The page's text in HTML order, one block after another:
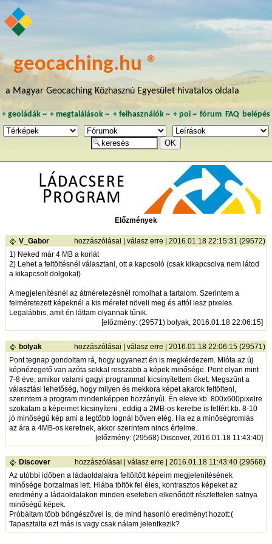
geocaching.hu ®
a Magyar Geocaching Közhasznú Egyesület hivatalos oldala
+ geoládák~ +megtalálások ~ + felhasználók~ + poi~ fórum FAQ belépés
Előzmények
V_Gabor hozzászólásai válasz erre | 2016.01.18 22:15:31 (29572)
1) Neked már 4 MB a korlát
2) Lehet a feltöltésnél választani, ott a kapcsoló (csak kikapcsolva nem látod
a kikapcsolt dolgokat)
A megjelenítésnél az átméretezésnél romolhat a tartalom. Szerintem a
felméretezett képeknél a kis méretet növeli meg és attól lesz pixeles.
Legalábbis, amit én láttam olyannak tűnik.
[előzmény: (29571) bolyak, 2016.01.18 22:06:15]
bolyak hozzászólásai válasz erre | 2016.01.18 22:06:15 (29571)
Pont tegnap gondoltam rá, hogy ugyanezt én is megkérdezem. Mióta az új
képnézegető van azóta sokkal rosszabb a képek minősége. Pont olyan mint
7-8 éve, amikor valami gagyi programmal kicsinyítettem őket. Megszűnt a
választási lehetőség, hogy milyen és mekkora képet akarok feltölteni,
szerintem a program mindenképpen hozzányúl. Én eleve kb. 800x600pixelre
szokatam a képeimet kicsinyíteni , eddig a 2MB-os keretbe is felfért kb. 8-10
jó minőségű kép ami a legtöbb lognál bőven elég. Ha ez a minőségromlás
az ára a 4MB-os keretnek, akkor szerintem nincs értelme.
[előzmény: (29568) Discover, 2016.01.18 11:43:40]
Discover hozzászólásai válasz erre | 2016.01.18 11:43:40 (29568)
Az utóbbi időben a ládaoldalakra feltöltött képeim megjelenítésének
minősége borzalmas lett. Hiába töltök fel éles, kontrasztos képeket az
eredmény a ládaoldalakon minden eseteben elkenődött részlettelen satnya
minőségű képek.
Próbáltam több böngészővel is, de mind hasonló eredményt hozott:(
Tapasztalta ezt más is vagy csak nálam jelentkezik?